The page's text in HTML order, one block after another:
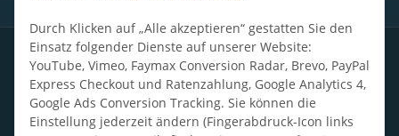
Durch Klicken auf „Alle akzeptieren“ gestatten Sie den
Einsatz folgender Dienste auf unserer Website:
YouTube, Vimeo, Faymax Conversion Radar, Brevo, PayPal
Express Checkout und Ratenzahlung, Google Analytics 4,
Google Ads Conversion Tracking. Sie können die
Einstellung jederzeit ändern (Fingerabdruck-Icon links
DatenschutzWiderrufsrecht AGBImpressumSitemap